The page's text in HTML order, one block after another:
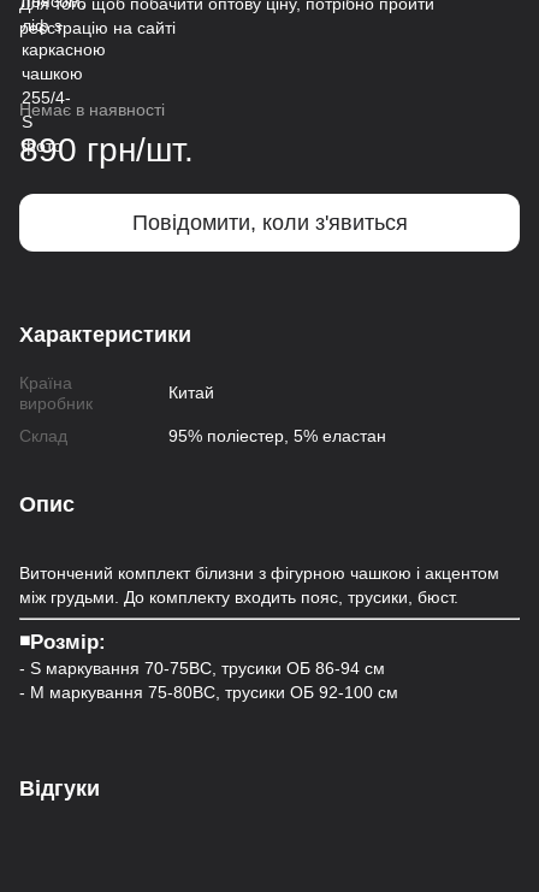
реєстрацію на сайті
Немає в наявності
890 грн/шт.
Повідомити, коли з'явиться
Характеристики
Країна
виробник
Китай
Склад 95% поліестер, 5% еластан
Опис
Витончений комплект білизни з фігурною чашкою і акцентом
між грудьми. До комплекту входить пояс, трусики, бюст.
◾️Розмір:
- S маркування 70-75ВС, трусики ОБ 86-94 см
- M маркування 75-80ВС, трусики ОБ 92-100 см
Відгуки